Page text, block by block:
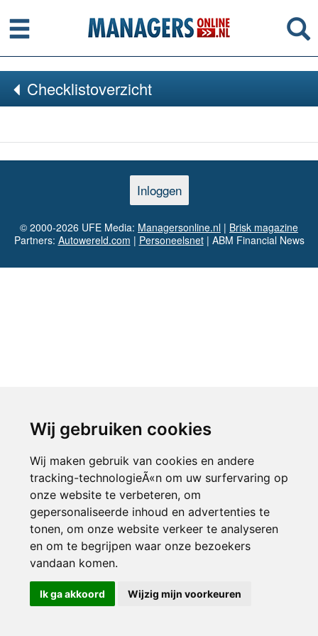
Wij gebruiken cookies
Wij maken gebruik van cookies en andere
tracking-technologieÃ«n om uw surfervaring op
onze website te verbeteren, om
gepersonaliseerde inhoud en advertenties te
tonen, om onze website verkeer te analyseren
en om te begrijpen waar onze bezoekers
vandaan komen.
Ik ga akkoord Wijzig mijn voorkeuren
Menu
Checklistoverzicht
Inloggen
© 2000-2026 UFE Media: Managersonline.nl | Brisk magazine
Partners: Autowereld.com | Personeelsnet| ABM Financial News